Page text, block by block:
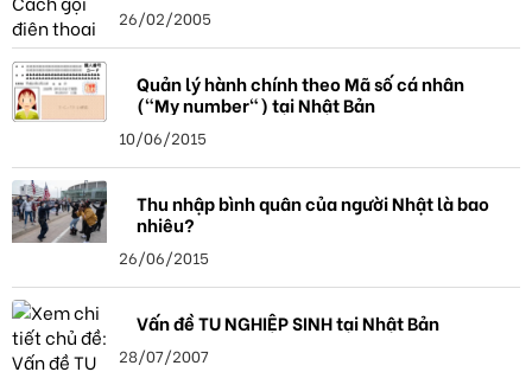
26/02/2005
Quản lý hành chính theo Mã số cá nhân
("My number") tại Nhật Bản
10/06/2015
Thu nhập bình quân của người Nhật là bao
nhiêu?
26/06/2015
Vấn đề TU NGHIỆP SINH tại Nhật Bản
28/07/2007